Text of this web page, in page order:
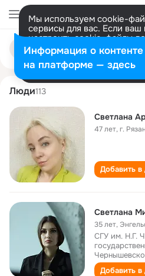
Мы используем cookie-
сервисы для вас. Если ваш
настроить cookie-файлы
представитель. Больше
Разрешить все
Поиск
людям
svetlana arzhanova
Люди113
Светлана
47 лет,г.
Добавить в
Светлана
35 лет,
СГУ им. Н.Г.
Добавить в
Информация о контенте
на платформе — здесь